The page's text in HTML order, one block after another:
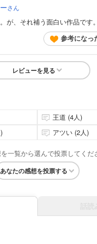
さん
が、それ補う面白い作品です。
参考になっ
レビューを見る
王道 (4人)
アツい (2人)
一覧から選んで投票してくだ
あなたの感想を投票する